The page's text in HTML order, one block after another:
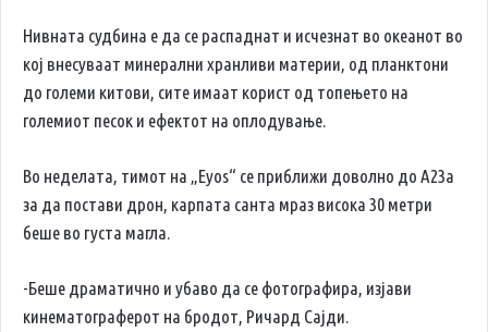
Нивната судбина е да се распаднат и исчезнат во океанот во
кој внесуваат минерални хранливи материи, од планктони
до големи китови, сите имаат корист од топењето на
големиот песок и ефектот на оплодување.
Во неделата, тимот на „Eyos“ се приближи доволно до А23а
за да постави дрон, карпата санта мраз висока 30 метри
беше во густа магла.
-Беше драматично и убаво да се фотографира, изјави
кинематограферот на бродот, Ричард Сајди.